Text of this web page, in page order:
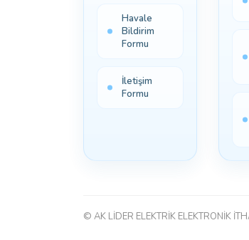
Havale
Bildirim
Formu
İletişim
Formu
© AK LİDER ELEKTRİK ELEKTRONİK